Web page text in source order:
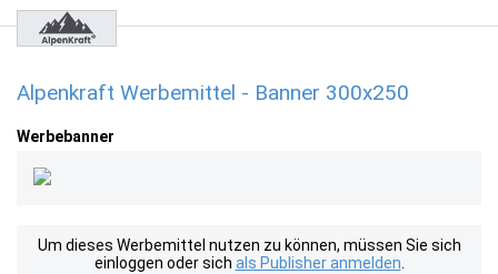
Alpenkraft Werbemittel - Banner 300x250
Werbebanner
Um dieses Werbemittel nutzen zu können, müssen Sie sich
einloggen oder sich als Publisher anmelden